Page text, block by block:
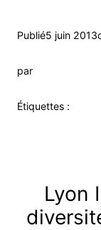
Publié5 juin 2013
par
Étiquettes :
Lyon